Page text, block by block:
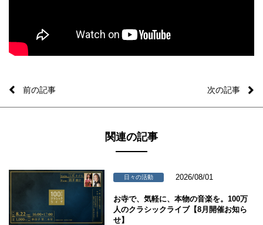
前の記事 次の記事
関連の記事
日々の活動 2026/08/01
お寺で、気軽に、本物の音楽を。100万
人のクラシックライブ【8月開催お知ら
せ】